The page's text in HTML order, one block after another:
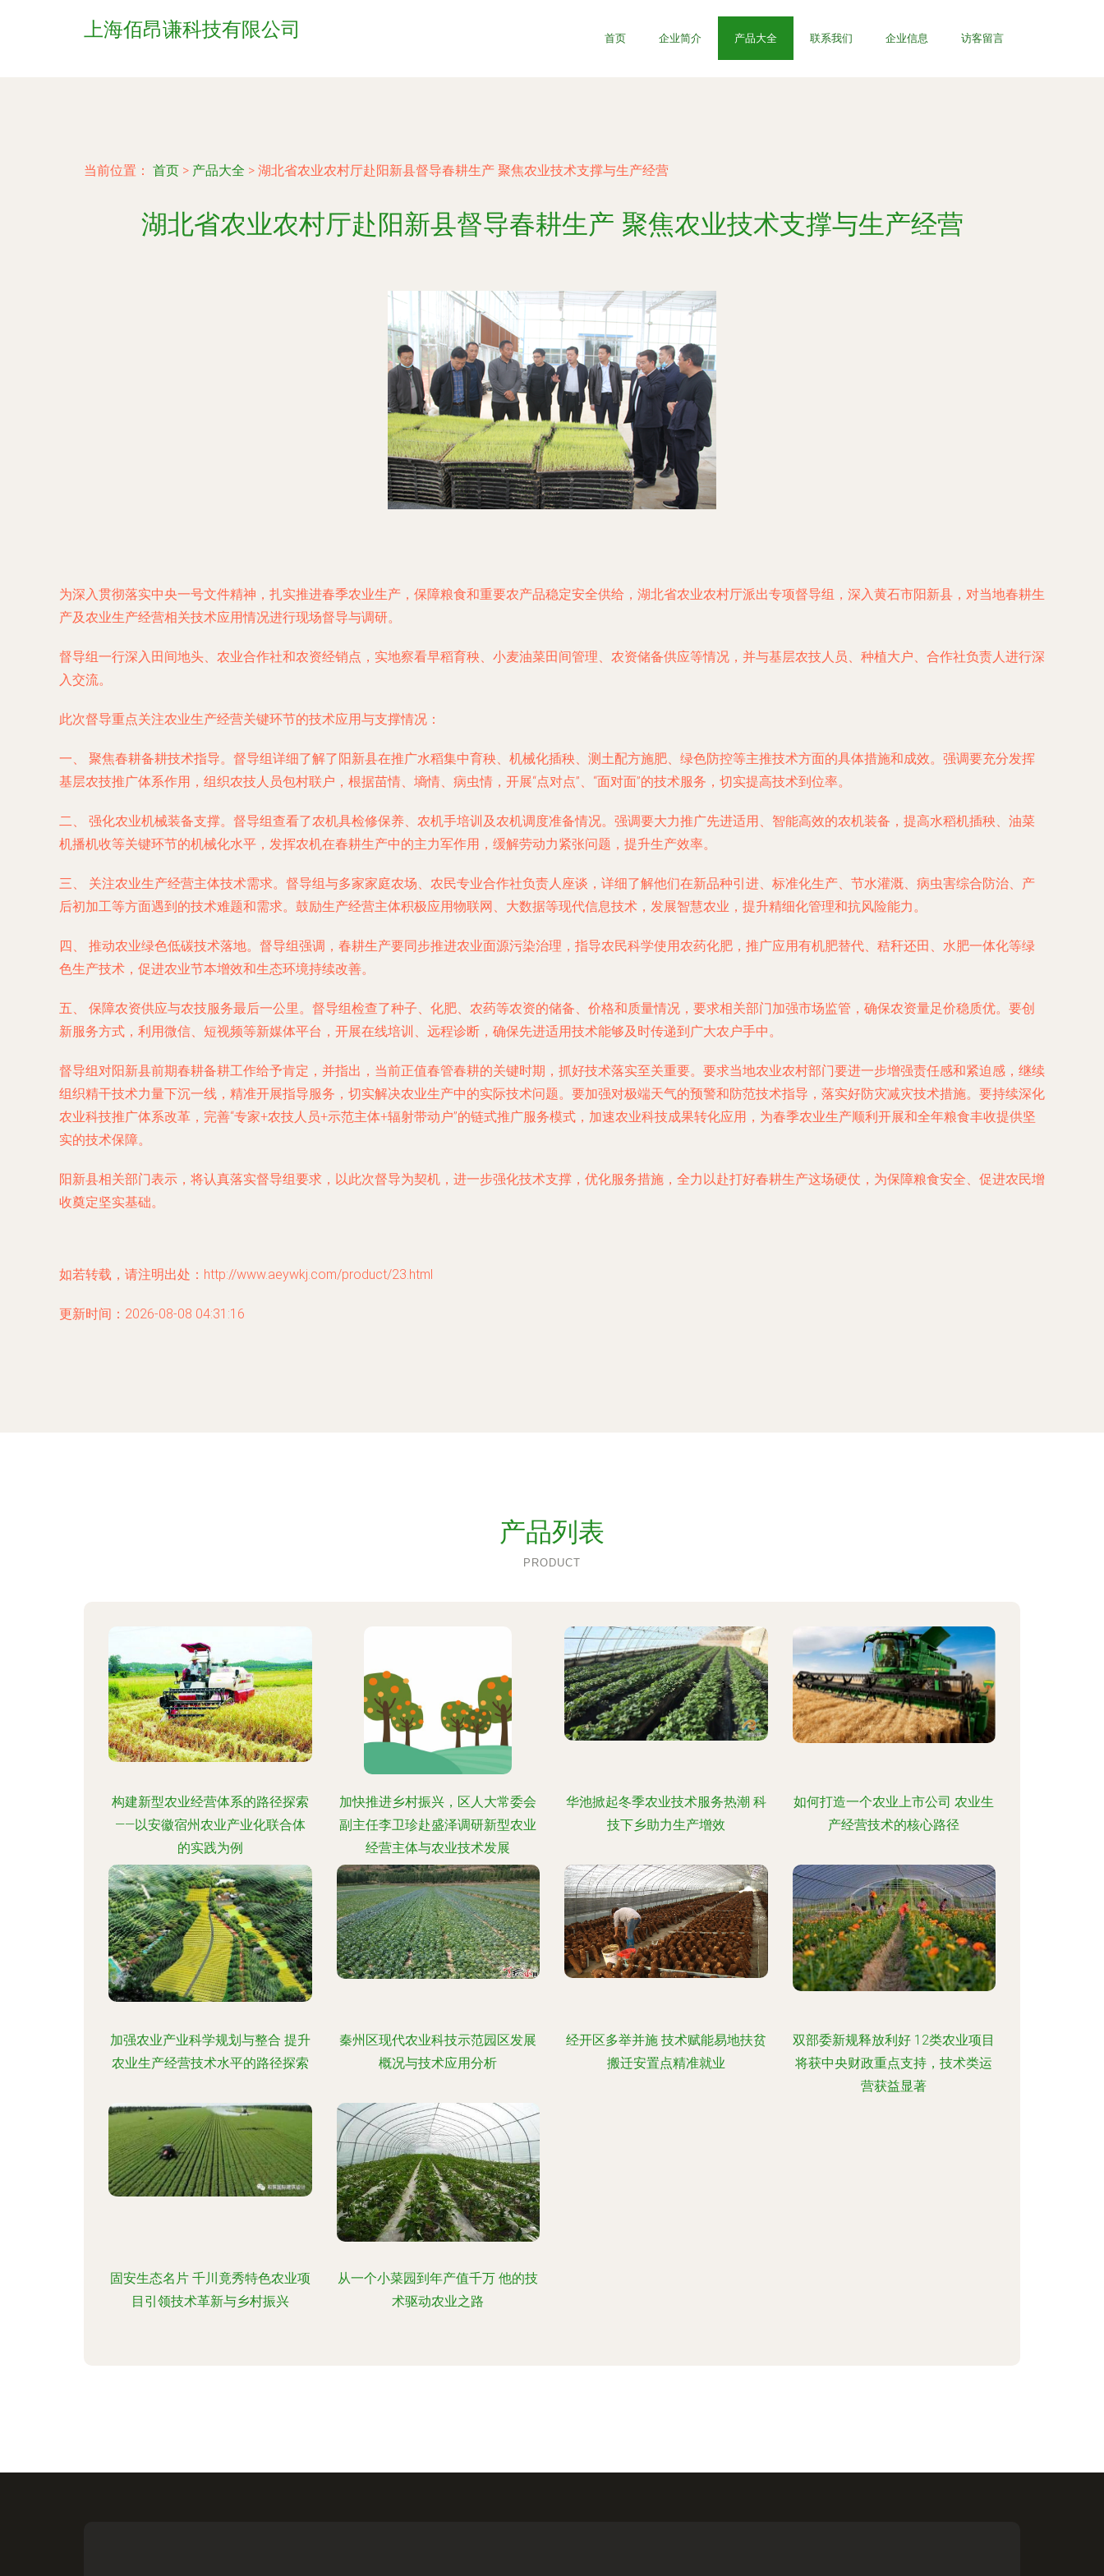
上海佰昂谦科技有限公司 首页 企业简介 产品大全 联系我们 企业信息 访客留言
当前位置： 首页 > 产品大全 > 湖北省农业农村厅赴阳新县督导春耕生产 聚焦农业技术支撑与生产经营
湖北省农业农村厅赴阳新县督导春耕生产 聚焦农业技术支撑与生产经营
为深入贯彻落实中央一号文件精神，扎实推进春季农业生产，保障粮食和重要农产品稳定安全供给，湖北省农业农村厅派出专项督导组，深入黄石市阳新县，对当地春耕生
产及农业生产经营相关技术应用情况进行现场督导与调研。
督导组一行深入田间地头、农业合作社和农资经销点，实地察看早稻育秧、小麦油菜田间管理、农资储备供应等情况，并与基层农技人员、种植大户、合作社负责人进行深
入交流。
此次督导重点关注农业生产经营关键环节的技术应用与支撑情况：
一、 聚焦春耕备耕技术指导。督导组详细了解了阳新县在推广水稻集中育秧、机械化插秧、测土配方施肥、绿色防控等主推技术方面的具体措施和成效。强调要充分发挥
基层农技推广体系作用，组织农技人员包村联户，根据苗情、墒情、病虫情，开展“点对点”、“面对面”的技术服务，切实提高技术到位率。
二、 强化农业机械装备支撑。督导组查看了农机具检修保养、农机手培训及农机调度准备情况。强调要大力推广先进适用、智能高效的农机装备，提高水稻机插秧、油菜
机播机收等关键环节的机械化水平，发挥农机在春耕生产中的主力军作用，缓解劳动力紧张问题，提升生产效率。
三、 关注农业生产经营主体技术需求。督导组与多家家庭农场、农民专业合作社负责人座谈，详细了解他们在新品种引进、标准化生产、节水灌溉、病虫害综合防治、产
后初加工等方面遇到的技术难题和需求。鼓励生产经营主体积极应用物联网、大数据等现代信息技术，发展智慧农业，提升精细化管理和抗风险能力。
四、 推动农业绿色低碳技术落地。督导组强调，春耕生产要同步推进农业面源污染治理，指导农民科学使用农药化肥，推广应用有机肥替代、秸秆还田、水肥一体化等绿
色生产技术，促进农业节本增效和生态环境持续改善。
五、 保障农资供应与农技服务最后一公里。督导组检查了种子、化肥、农药等农资的储备、价格和质量情况，要求相关部门加强市场监管，确保农资量足价稳质优。要创
新服务方式，利用微信、短视频等新媒体平台，开展在线培训、远程诊断，确保先进适用技术能够及时传递到广大农户手中。
督导组对阳新县前期春耕备耕工作给予肯定，并指出，当前正值春管春耕的关键时期，抓好技术落实至关重要。要求当地农业农村部门要进一步增强责任感和紧迫感，继续
组织精干技术力量下沉一线，精准开展指导服务，切实解决农业生产中的实际技术问题。要加强对极端天气的预警和防范技术指导，落实好防灾减灾技术措施。要持续深化
农业科技推广体系改革，完善“专家+农技人员+示范主体+辐射带动户”的链式推广服务模式，加速农业科技成果转化应用，为春季农业生产顺利开展和全年粮食丰收提供坚
实的技术保障。
阳新县相关部门表示，将认真落实督导组要求，以此次督导为契机，进一步强化技术支撑，优化服务措施，全力以赴打好春耕生产这场硬仗，为保障粮食安全、促进农民增
收奠定坚实基础。
如若转载，请注明出处：http://www.aeywkj.com/product/23.html
更新时间：2026-08-08 04:31:16
产品列表
PRODUCT
构建新型农业经营体系的路径探索
——以安徽宿州农业产业化联合体
的实践为例
加快推进乡村振兴，区人大常委会
副主任李卫珍赴盛泽调研新型农业
经营主体与农业技术发展
华池掀起冬季农业技术服务热潮 科
技下乡助力生产增效
如何打造一个农业上市公司 农业生
产经营技术的核心路径
加强农业产业科学规划与整合 提升
农业生产经营技术水平的路径探索
秦州区现代农业科技示范园区发展
概况与技术应用分析
经开区多举并施 技术赋能易地扶贫
搬迁安置点精准就业
双部委新规释放利好 12类农业项目
将获中央财政重点支持，技术类运
营获益显著
固安生态名片 千川竟秀特色农业项
目引领技术革新与乡村振兴
从一个小菜园到年产值千万 他的技
术驱动农业之路